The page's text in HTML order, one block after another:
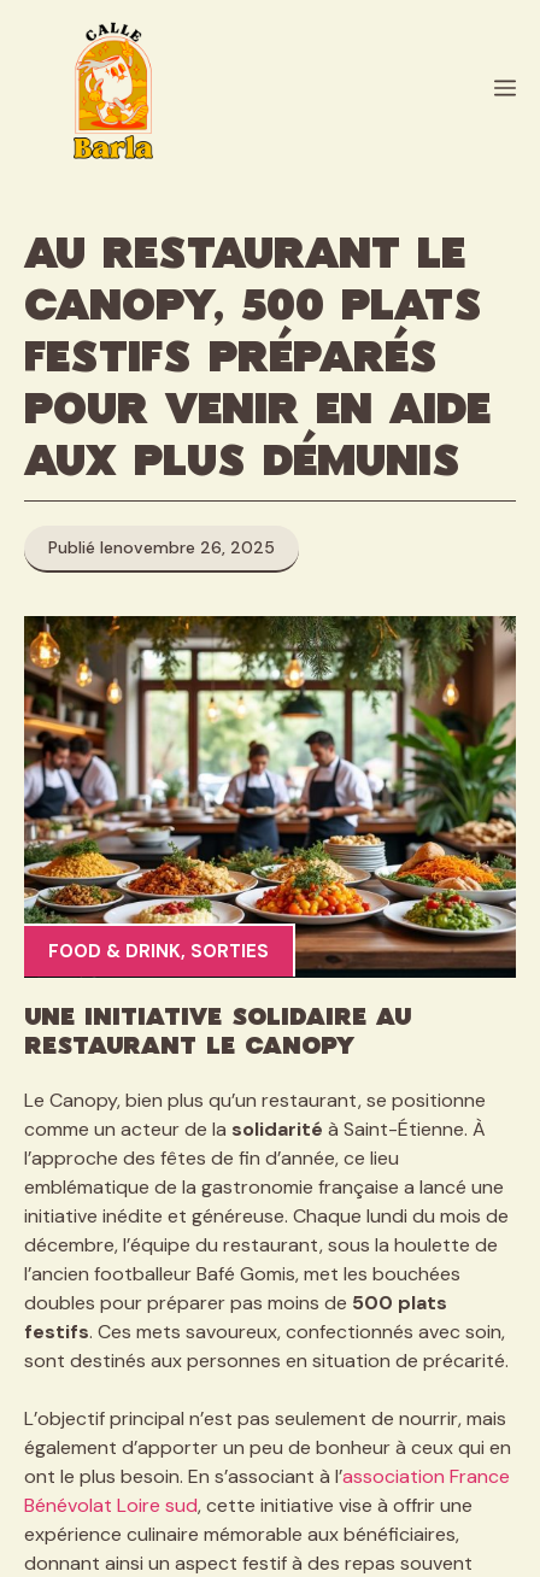
Au restaurant Le
Canopy, 500 plats
festifs préparés
pour venir en aide
aux plus démunis
Publié lenovembre 26, 2025
FOOD & DRINK, SORTIES
Une initiative solidaire au
restaurant Le Canopy
Le Canopy, bien plus qu’un restaurant, se positionne
comme un acteur de la solidarité à Saint-Étienne. À
l’approche des fêtes de fin d’année, ce lieu
emblématique de la gastronomie française a lancé une
initiative inédite et généreuse. Chaque lundi du mois de
décembre, l’équipe du restaurant, sous la houlette de
l’ancien footballeur Bafé Gomis, met les bouchées
doubles pour préparer pas moins de 500 plats
festifs. Ces mets savoureux, confectionnés avec soin,
sont destinés aux personnes en situation de précarité.
L’objectif principal n’est pas seulement de nourrir, mais
également d’apporter un peu de bonheur à ceux qui en
ont le plus besoin. En s’associant à l’association France
Bénévolat Loire sud, cette initiative vise à offrir une
expérience culinaire mémorable aux bénéficiaires,
donnant ainsi un aspect festif à des repas souvent